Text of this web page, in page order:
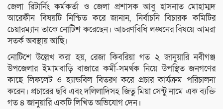
জেলা রিটার্নিং কর্মকর্তা ও জেলা প্রশাসক আবু হাসনাত মোহাম্মদ
আরেফীন বিষয়টি নিশ্চিত করে জানান, নির্বাচনি বিচারক কমিটির
চেয়ারম্যান তাকে নোটিশ করেছেন। আচরণবিধি লঙ্ঘনের বিষয়ে আমরা
সতর্ক অবস্থায় আছি।
নোটিশে উল্লেখ করা হয়, রেজা কিবরিয়া গত ২ জানুয়ারি নবীগঞ্জ
উপজেলার ইমামবাড়ি বাজারে কর্মী-সমর্থক নিয়ে উপস্থিত জনগণের
কাছে লিফলেট ও হ্যান্ডবিল বিতরণ করে প্রচার কার্যক্রম পরিচালনা
করেন। প্রচারের ছবি এবং দলিলাদিসহ জিতু মিয়া সেন্টু নামে এক ব্যক্তি
গত ৪ জানুয়ারি একটি লিখিত অভিযোগ দেন।